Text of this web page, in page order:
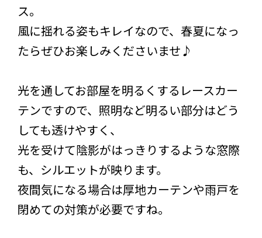
ス。
風に揺れる姿もキレイなので、春夏になっ
たらぜひお楽しみくださいませ♪
光を通してお部屋を明るくするレースカー
テンですので、照明など明るい部分はどう
しても透けやすく、
光を受けて陰影がはっきりするような窓際
も、シルエットが映ります。
夜間気になる場合は厚地カーテンや雨戸を
閉めての対策が必要ですね。